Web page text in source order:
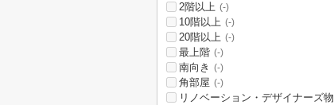
2階以上 (-)
10階以上 (-)
20階以上 (-)
最上階 (-)
南向き (-)
角部屋 (-)
リノベーション・デザイナーズ物